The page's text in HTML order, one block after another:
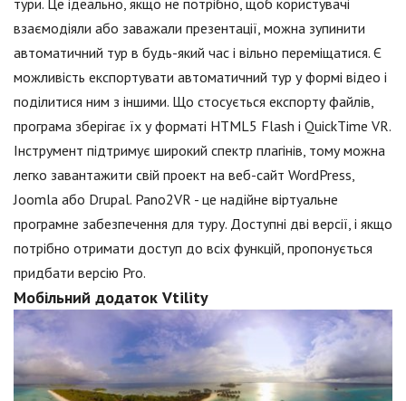
тури. Це ідеально, якщо не потрібно, щоб користувачі
взаємодіяли або заважали презентації, можна зупинити
автоматичний тур в будь-який час і вільно переміщатися. Є
можливість експортувати автоматичний тур у формі відео і
поділитися ним з іншими. Що стосується експорту файлів,
програма зберігає їх у форматі HTML5 Flash і QuickTime VR.
Інструмент підтримує широкий спектр плагінів, тому можна
легко завантажити свій проект на веб-сайт WordPress,
Joomla або Drupal. Pano2VR - це надійне віртуальне
програмне забезпечення для туру. Доступні дві версії, і якщо
потрібно отримати доступ до всіх функцій, пропонується
придбати версію Pro.
Мобільний додаток Vtility